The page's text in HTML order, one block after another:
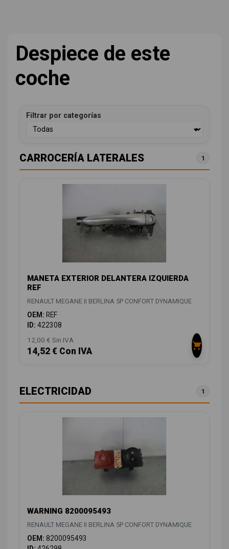
Despiece de este
coche
Filtrar por categorías
CARROCERÍA LATERALES 1
MANETA EXTERIOR DELANTERA IZQUIERDA
REF
RENAULT MEGANE II BERLINA 5P CONFORT DYNAMIQUE
OEM: REF
ID: 422308
12,00 € Sin IVA
14,52 € Con IVA
ELECTRICIDAD 1
WARNING 8200095493
RENAULT MEGANE II BERLINA 5P CONFORT DYNAMIQUE
OEM: 8200095493